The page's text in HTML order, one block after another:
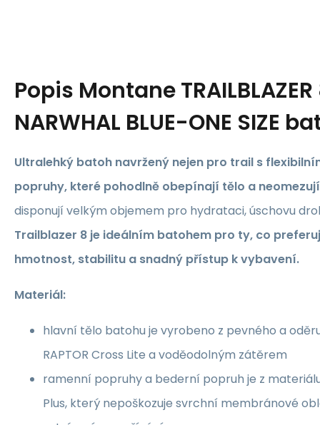
Popis Montane
NARWHAL BLUE-ONE SIZE
Ultralehký batoh navržený nejen pro trail s
popruhy, které pohodlně obepínají tělo a
disponují velkým objemem pro hydrataci, úschovu
Trailblazer 8 je ideálním batohem pro ty, co
hmotnost, stabilitu a snadný přístup k vybavení.
Materiál:
hlavní tělo batohu je vyrobeno z pevného a
RAPTOR Cross Lite a voděodolným zátěrem
ramenní popruhy a bederní popruh je z
Plus, který nepoškozuje svrchní membránové